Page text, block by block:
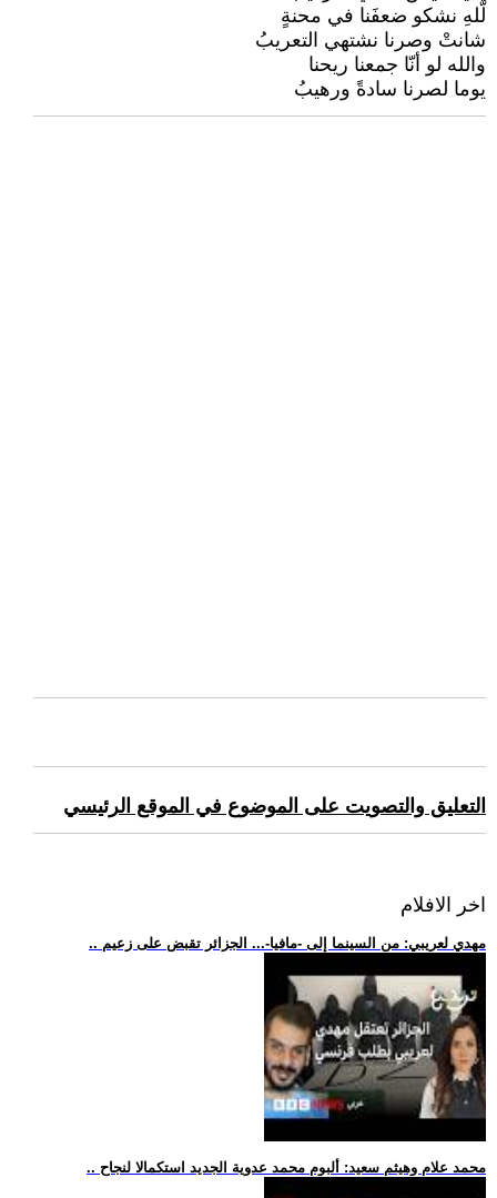
لّلهِ نشكو ضعفَنا في محنةٍ
شانتْ وصرنا نشتهي التعريبُ
والله لو أنّا جمعنا ريحنا
يوما لصرنا سادةً ورهيبُ
التعليق والتصويت على الموضوع في الموقع الرئيسي
اخر الافلام
.. مهدي لعريبي: من السينما إلى -مافيا-... الجزائر تقبض على زعيم
.. محمد علام وهيثم سعيد: ألبوم محمد عدوية الجديد استكمالا لنجاح